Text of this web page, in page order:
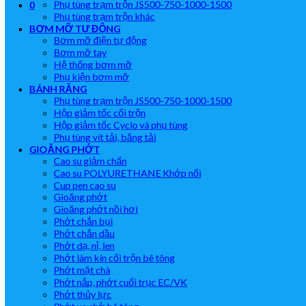
0
Phụ tùng trạm trộn JS500-750-1000-1500
Phụ tùng trạm trộn khác
BƠM MỠ TỰ ĐỘNG
Bơm mỡ điện tự động
Bơm mỡ tay
Hệ thống bơm mỡ
Phụ kiện bơm mỡ
BÁNH RĂNG
Phụ tùng trạm trộn JS500-750-1000-1500
Hộp giảm tốc cối trộn
Hộp giảm tốc Cyclo và phụ tùng
Phụ tùng vít tải, băng tải
GIOĂNG PHỚT
Cao su giảm chấn
Cao su POLYURETHANE Khớp nối
Cup pen cao su
Gioăng phớt
Gioăng phớt nồi hơi
Phớt chắn bụi
Phớt chắn dầu
Phớt dạ, nỉ, len
Phớt làm kín cối trộn bê tông
Phớt mặt chà
Phớt nắp, phớt cuối trục EC/VK
Phớt thủy lực